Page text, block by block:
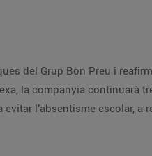
del Grup Bon Preu i
la companyia continuarà
l’absentisme escolar, a